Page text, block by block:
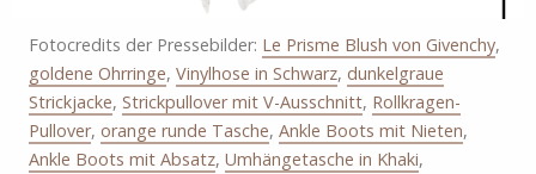
Fotocredits der Pressebilder: Le Prisme Blush von Givenchy,
goldene Ohrringe,Vinylhose in Schwarz, dunkelgraue
Strickjacke,Strickpullover mit V-Ausschnitt, Rollkragen-
Pullover,orange runde Tasche,Ankle Boots mit Nieten,
Ankle Boots mit Absatz,Umhängetasche in Khaki,